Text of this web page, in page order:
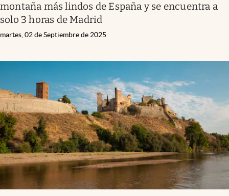
montaña más lindos de España y se encuentra a
solo 3 horas de Madrid
martes, 02 de Septiembre de 2025